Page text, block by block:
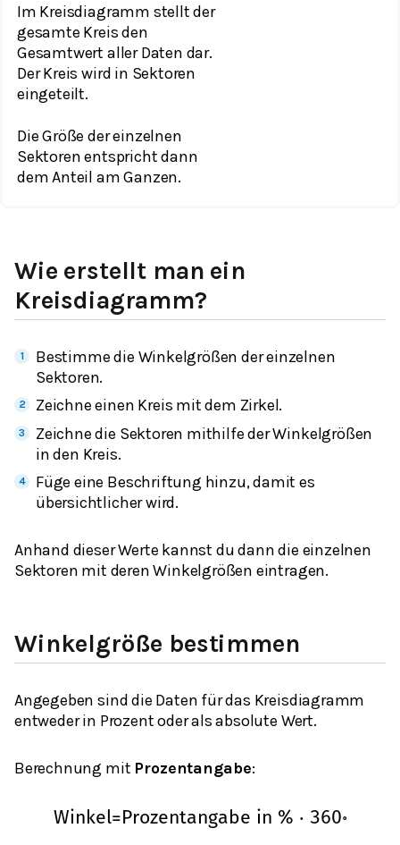
Im Kreisdiagramm stellt der
gesamte Kreis den
Gesamtwert aller Daten dar.
Der Kreis wird in Sektoren
eingeteilt.
Die Größe der einzelnen
Sektoren entspricht dann
dem Anteil am Ganzen.
Wie erstellt man ein
Kreisdiagramm?
Bestimme die Winkelgrößen der einzelnen
Sektoren.
Zeichne einen Kreis mit dem Zirkel.
Zeichne die Sektoren mithilfe der Winkelgrößen
in den Kreis.
Füge eine Beschriftung hinzu, damit es
übersichtlicher wird.
Anhand dieser Werte kannst du dann die einzelnen
Sektoren mit deren Winkelgrößen eintragen.
Winkelgröße bestimmen
Angegeben sind die Daten für das Kreisdiagramm
entweder in Prozent oder als absolute Wert.
Berechnung mit Prozentangabe:
Winkel= Prozentangabe in % ⋅ 360∘